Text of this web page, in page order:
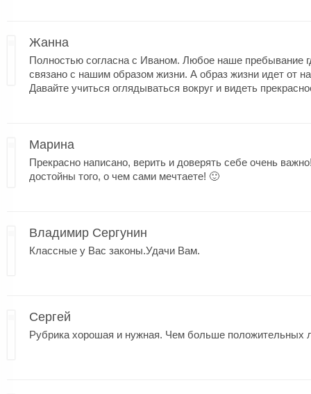
Жанна
Полностью согласна с Иваном. Любое наше пребывание
связано с нашим образом жизни. А образ жизни идет от
Давайте учиться оглядываться вокруг и видеть
Марина
Прекрасно написано, верить и доверять себе очень
достойны того, о чем сами мечтаете! 🙂
Владимир Сергунин
Классные у Вас законы.Удачи Вам.
Сергей
Рубрика хорошая и нужная. Чем больше положительных